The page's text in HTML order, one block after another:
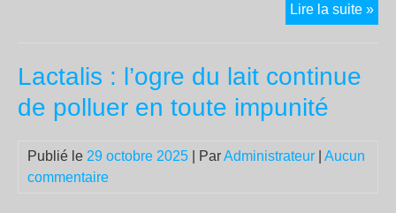
Lire la suite »
les
Lactalis : l’ogre du lait continue
de polluer en toute impunité
Publié le 29 octobre 2025 | ParAdministrateur
Aucun
commentaire